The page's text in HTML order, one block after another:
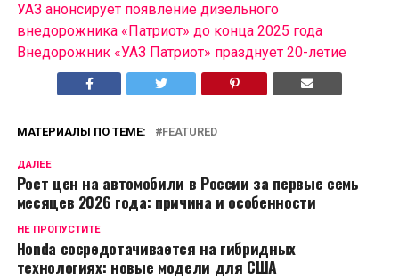
УАЗ анонсирует появление дизельного
внедорожника «Патриот» до конца 2025 года
Внедорожник «УАЗ Патриот» празднует 20-летие
МАТЕРИАЛЫ ПО ТЕМЕ: FEATURED
ДАЛЕЕ
Рост цен на автомобили в России за первые семь
месяцев 2026 года: причина и особенности
НЕ ПРОПУСТИТЕ
Honda сосредотачивается на гибридных
технологиях: новые модели для США